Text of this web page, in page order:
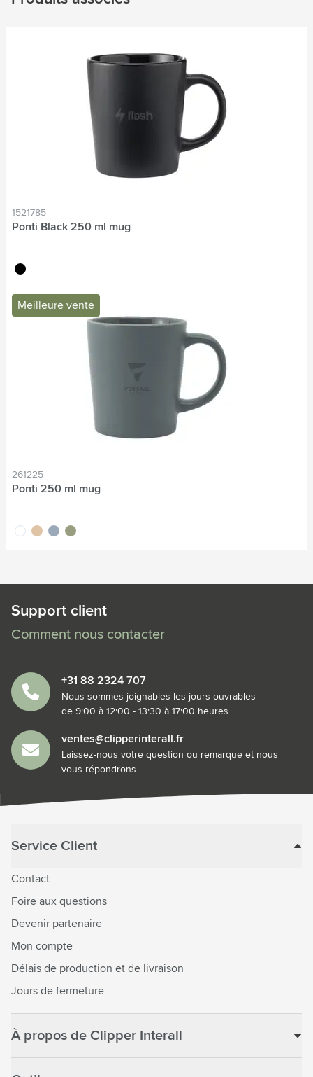
1521785
Ponti Black 250 ml mug
noir
Meilleure vente
261225
Ponti 250 ml mug
blancsablegris vert
Support client
Comment nous contacter
+31 88 2324 707
Nous sommes joignables les jours ouvrables
de 9:00 à 12:00 - 13:30 à 17:00 heures.
ventes@clipperinterall.fr
Laissez-nous votre question ou remarque et nous
vous répondrons.
Service Client
Contact
Foire aux questions
Devenir partenaire
Mon compte
Délais de production et de livraison
Jours de fermeture
À propos de Clipper Interall